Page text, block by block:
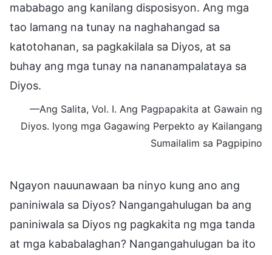
mababago ang kanilang disposisyon. Ang mga
tao lamang na tunay na naghahangad sa
katotohanan, sa pagkakilala sa Diyos, at sa
buhay ang mga tunay na nananampalataya sa
Diyos.
—Ang Salita, Vol. I. Ang Pagpapakita at Gawain ng
Diyos. Iyong mga Gagawing Perpekto ay Kailangang
Sumailalim sa Pagpipino
Ngayon nauunawaan ba ninyo kung ano ang
paniniwala sa Diyos? Nangangahulugan ba ang
paniniwala sa Diyos ng pagkakita ng mga tanda
at mga kababalaghan? Nangangahulugan ba ito